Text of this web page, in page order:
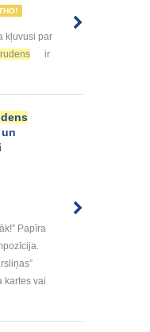
kļuvusi par
rudens
ir
Papīra
kartes vai